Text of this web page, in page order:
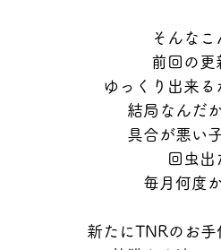
そんなこ
前回の更
ゆっくり出来る
結局なんだ
具合が悪い
回虫出
毎月何度
新たにTNRのお手